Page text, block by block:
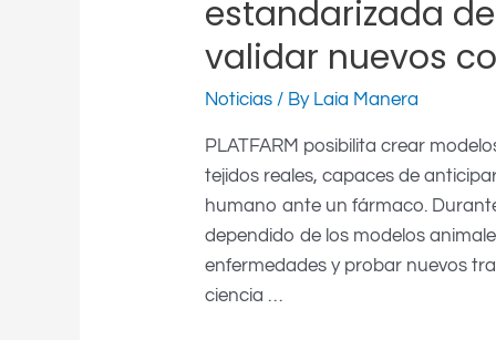
estandarizada
validar nuevos
Noticias / By Laia Manera
PLATFARM posibilita crear
tejidos reales, capaces de
humano ante un fármaco.
dependido de los modelos
enfermedades y probar nuevos
ciencia …